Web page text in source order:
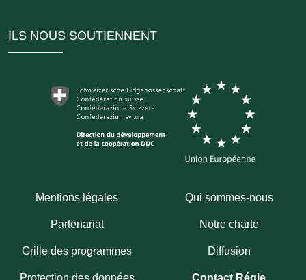
ILS NOUS SOUTIENNENT
Mentions légales Qui sommes-nous
Partenariat Notre charte
Grille des programmes Diffusion
Protection des données Contact Régie